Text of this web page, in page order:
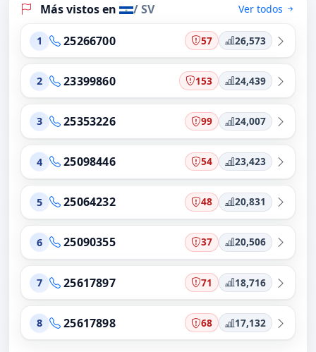
Más vistos en / SV Ver todos
1 25266700 57 26,573
2 23399860 153 24,439
3 25353226 99 24,007
4 25098446 54 23,423
5 25064232 48 20,831
6 25090355 37 20,506
7 25617897 71 18,716
8 25617898 68 17,132